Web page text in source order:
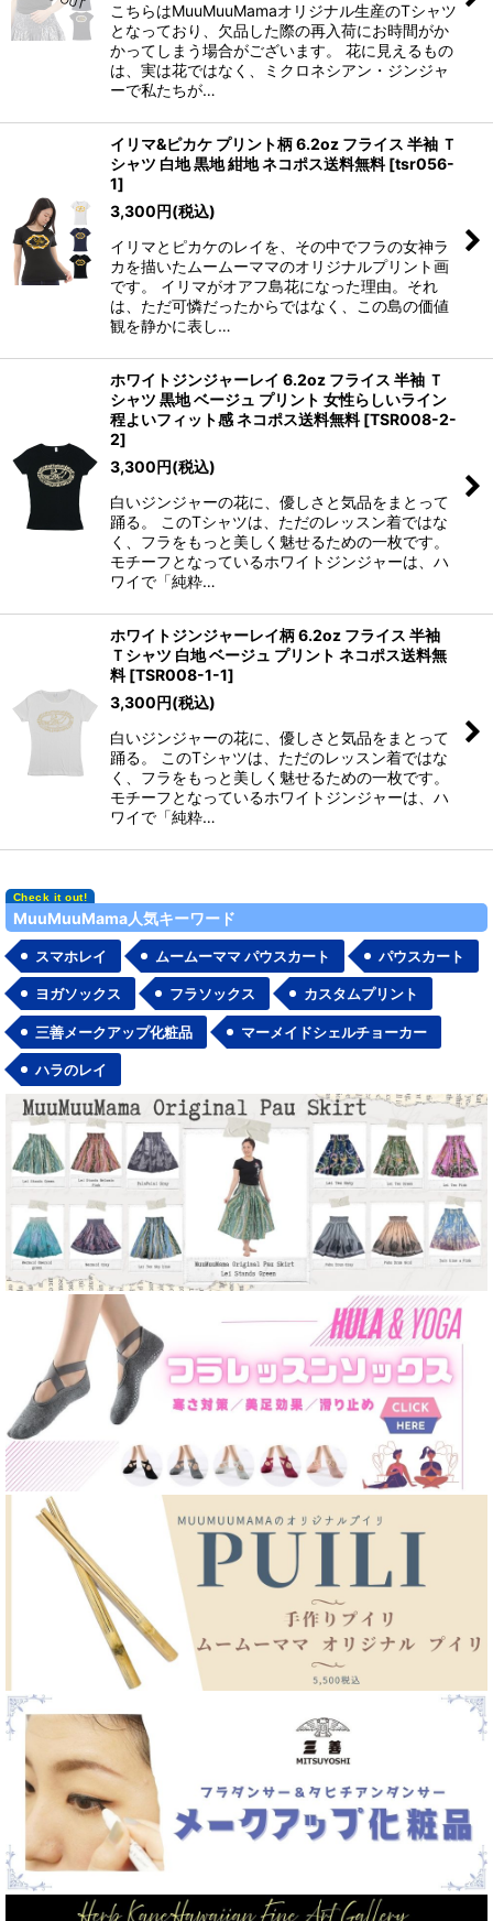
こちらはMuuMuuMamaオリジナル生産のTシャツ
となっており、欠品した際の再入荷にお時間がか
かってしまう場合がございます。 花に見えるもの
は、実は花ではなく、ミクロネシアン・ジンジャ
ーで私たちが…
イリマ&ピカケ プリント柄 6.2oz フライス 半袖 Ｔ
シャツ 白地 黒地 紺地 ネコポス送料無料 [tsr056-
1]
3,300円(税込)
イリマとピカケのレイを、その中でフラの女神ラ
カを描いたムームーママのオリジナルプリント画
です。 イリマがオアフ島花になった理由。それ
は、ただ可憐だったからではなく、この島の価値
観を静かに表し…
ホワイトジンジャーレイ 6.2oz フライス 半袖 Ｔ
シャツ 黒地 ベージュ プリント 女性らしいライン
程よいフィット感 ネコポス送料無料 [TSR008-2-
2]
3,300円(税込)
白いジンジャーの花に、優しさと気品をまとって
踊る。 このTシャツは、ただのレッスン着ではな
く、フラをもっと美しく魅せるための一枚です。
モチーフとなっているホワイトジンジャーは、ハ
ワイで「純粋…
ホワイトジンジャーレイ柄 6.2oz フライス 半袖
Ｔシャツ 白地 ベージュ プリント ネコポス送料無
料 [TSR008-1-1]
3,300円(税込)
白いジンジャーの花に、優しさと気品をまとって
踊る。 このTシャツは、ただのレッスン着ではな
く、フラをもっと美しく魅せるための一枚です。
モチーフとなっているホワイトジンジャーは、ハ
ワイで「純粋…
MuuMuuMama人気キーワード
スマホレイ ムームーママ パウスカート パウスカート
ヨガソックス フラソックス カスタムプリント
三善メークアップ化粧品 マーメイドシェルチョーカー
ハラのレイ